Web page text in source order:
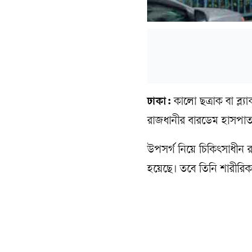
ঢাকা: কালো ছত্রাক বা
রাজধানীর বারডেম
উপসর্গ নিয়ে
হয়েছে। তবে তিনি